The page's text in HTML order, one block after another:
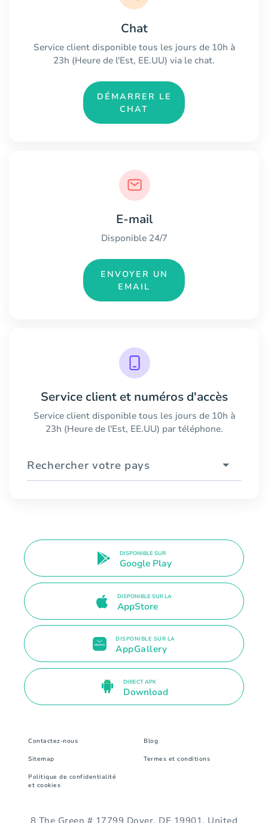
Chat
Service client disponible tous les jours de 10h à
23h (Heure de l'Est, EE.UU) via le chat.
DÉMARRER LE
CHAT
E-mail
Disponible 24/7
ENVOYER UN
EMAIL
Service client et numéros d'accès
Service client disponible tous les jours de 10h à
23h (Heure de l'Est, EE.UU) par téléphone.
Rechercher votre pays
DISPONIBLE SUR
Google Play
DISPONIBLE SUR LA
AppStore
DISPONIBLE SUR LA
AppGallery
DIRECT APK
Download
Contactez-nous Blog
Sitemap Termes et conditions
Politique de confidentialité
et cookies
8 The Green # 17799 Dover, DE 19901. United